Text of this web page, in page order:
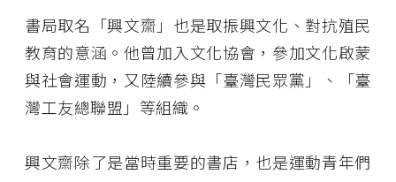
書局取名「興文齋」也是取振興文化、對抗殖民
教育的意涵。他曾加入文化協會，參加文化啟蒙
與社會運動，又陸續參與「臺灣民眾黨」、「臺
灣工友總聯盟」等組織。
興文齋除了是當時重要的書店，也是運動青年們